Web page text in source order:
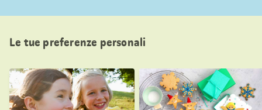
Le tue preferenze personali